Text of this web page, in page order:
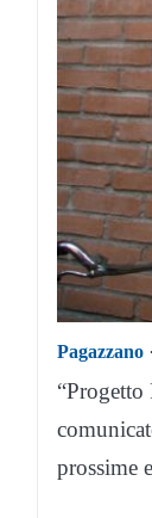
Pagazzano
“Progetto
prossime